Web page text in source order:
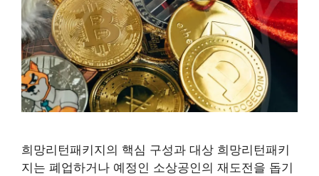
희망리턴패키지의 핵심 구성과 대상 희망리턴패키
지는 폐업하거나 예정인 소상공인의 재도전을 돕기